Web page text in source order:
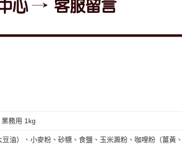
務用 1kg
油）、小麥粉、砂糖、食鹽、玉米澱粉、咖哩粉（薑黃